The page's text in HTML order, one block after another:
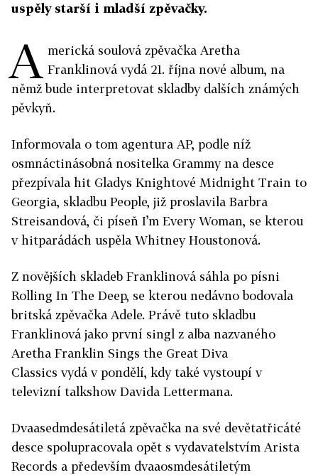
uspěly starší i mladší zpěvačky.
A merická soulová zpěvačka Aretha
Franklinová vydá 21. října nové album, na
němž bude interpretovat skladby dalších známých
pěvkyň.
Informovala o tom agentura AP, podle níž
osmnáctinásobná nositelka Grammy na desce
přezpívala hit Gladys Knightové Midnight Train to
Georgia, skladbu People, již proslavila Barbra
Streisandová, či píseň I’m Every Woman, se kterou
v hitparádách uspěla Whitney Houstonová.
Z novějších skladeb Franklinová sáhla po písni
Rolling In The Deep, se kterou nedávno bodovala
britská zpěvačka Adele. Právě tuto skladbu
Franklinová jako první singl z alba nazvaného
Aretha Franklin Sings the Great Diva
Classics vydá v pondělí, kdy také vystoupí v
televizní talkshow Davida Lettermana.
Dvaasedmdesátiletá zpěvačka na své devětatřicáté
desce spolupracovala opět s vydavatelstvím Arista
Records a především dvaaosmdesátiletým